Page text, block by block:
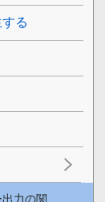
る
力の関